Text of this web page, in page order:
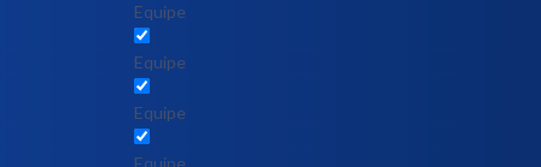
Equipe
Equipe
Equipe